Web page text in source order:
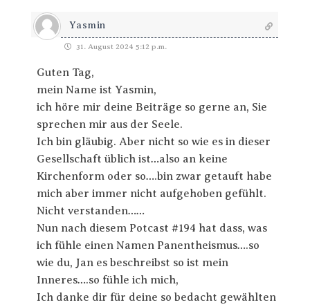
Yasmin
31. August 2024 5:12 p.m.
Guten Tag,
mein Name ist Yasmin,
ich höre mir deine Beiträge so gerne an, Sie
sprechen mir aus der Seele.
Ich bin gläubig. Aber nicht so wie es in dieser
Gesellschaft üblich ist…also an keine
Kirchenform oder so….bin zwar getauft habe
mich aber immer nicht aufgehoben gefühlt.
Nicht verstanden……
Nun nach diesem Potcast #194 hat dass, was
ich fühle einen Namen Panentheismus….so
wie du, Jan es beschreibst so ist mein
Inneres….so fühle ich mich,
Ich danke dir für deine so bedacht gewählten